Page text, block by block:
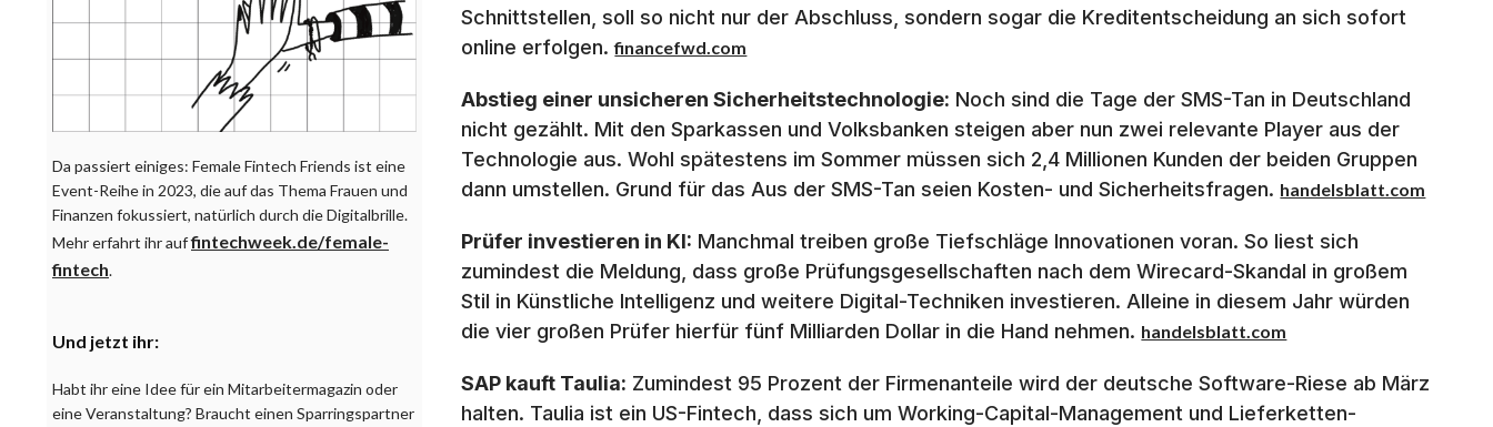
Da passiert einiges: Female Fintech Friends ist eine
Event-Reihe in 2023, die auf das Thema Frauen und
Finanzen fokussiert, natürlich durch die Digitalbrille.
Mehr erfahrt ihr auffintechweek.de/female-
fintech.
Und jetzt ihr:
Habt ihr eine Idee für ein Mitarbeitermagazin oder
eine Veranstaltung? Braucht einen Sparringspartner
Schnittstellen, soll so nicht nur der Abschluss, sondern sogar die Kreditentscheidung an sich sofort
online erfolgen.financefwd.com
Abstieg einer unsicheren Sicherheitstechnologie: Noch sind die Tage der SMS-Tan in Deutschland
nicht gezählt. Mit den Sparkassen und Volksbanken steigen aber nun zwei relevante Player aus der
Technologie aus. Wohl spätestens im Sommer müssen sich 2,4 Millionen Kunden der beiden Gruppen
dann umstellen. Grund für das Aus der SMS-Tan seien Kosten- und Sicherheitsfragen. handelsblatt.com
Prüfer investieren in KI: Manchmal treiben große Tiefschläge Innovationen voran. So liest sich
zumindest die Meldung, dass große Prüfungsgesellschaften nach dem Wirecard-Skandal in großem
Stil in Künstliche Intelligenz und weitere Digital-Techniken investieren. Alleine in diesem Jahr würden
die vier großen Prüfer hierfür fünf Milliarden Dollar in die Hand nehmen. handelsblatt.com
SAP kauft Taulia: Zumindest 95 Prozent der Firmenanteile wird der deutsche Software-Riese ab März
halten. Taulia ist ein US-Fintech, dass sich um Working-Capital-Management und Lieferketten-